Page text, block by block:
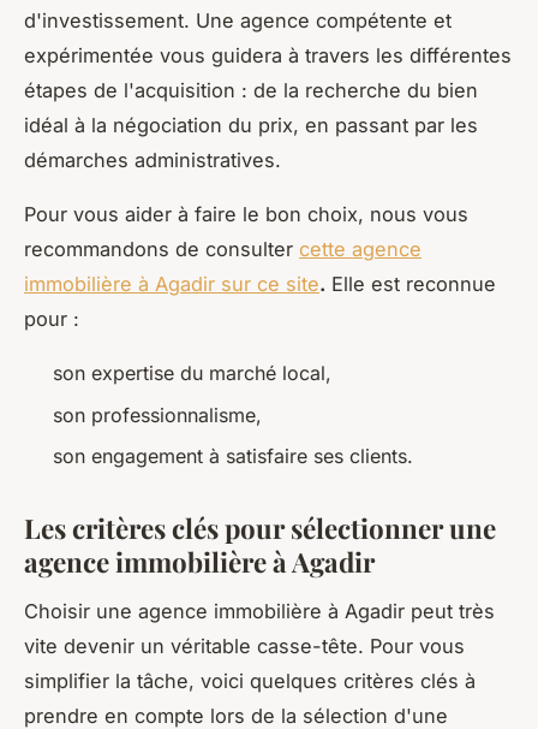
d'investissement. Une agence compétente et
expérimentée vous guidera à travers les différentes
étapes de l'acquisition : de la recherche du bien
idéal à la négociation du prix, en passant par les
démarches administratives.
Pour vous aider à faire le bon choix, nous vous
recommandons de consulter cette agence
immobilière à Agadir sur ce site. Elle est reconnue
pour :
son expertise du marché local,
son professionnalisme,
son engagement à satisfaire ses clients.
Les critères clés pour sélectionner une
agence immobilière à Agadir
Choisir une agence immobilière à Agadir peut très
vite devenir un véritable casse-tête. Pour vous
simplifier la tâche, voici quelques critères clés à
prendre en compte lors de la sélection d'une